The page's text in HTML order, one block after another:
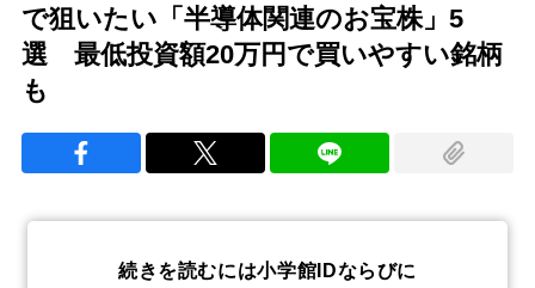
で狙いたい「半導体関連のお宝株」5
選 最低投資額20万円で買いやすい銘柄
も
続きを読むには小学館IDならびに